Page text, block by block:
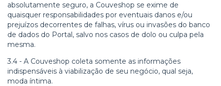
absolutamente seguro, a Couveshop se exime de
quaisquer responsabilidades por eventuais danos e/ou
prejuízos decorrentes de falhas, vírus ou invasões do banco
de dados do Portal, salvo nos casos de dolo ou culpa pela
mesma.
3.4 - A Couveshop coleta somente as informações
indispensáveis à viabilização de seu negócio, qual seja,
moda íntima.